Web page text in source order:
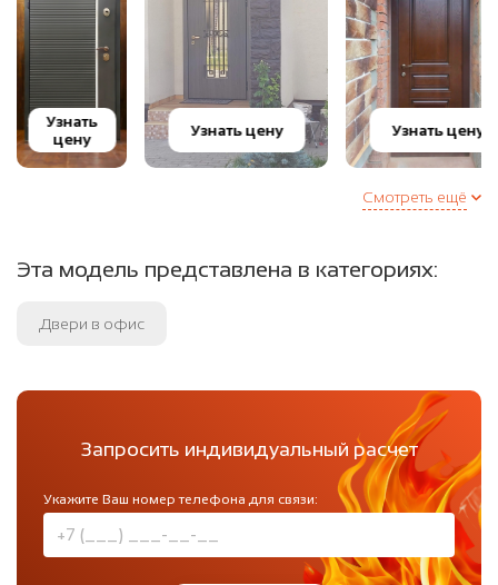
Узнать
цену
Узнать цену Узнать цену
Смотреть ещё
Эта модель представлена в категориях:
Двери в офис
Запросить индивидуальный расчет
Укажите Ваш номер телефона для связи: